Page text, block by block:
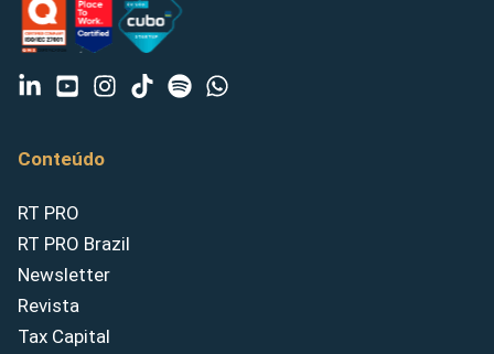
Conteúdo
RT PRO
RT PRO Brazil
Newsletter
Revista
Tax Capital